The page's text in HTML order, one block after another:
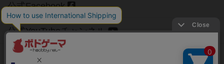
公式Facebook
公式YouTubeチャンネル